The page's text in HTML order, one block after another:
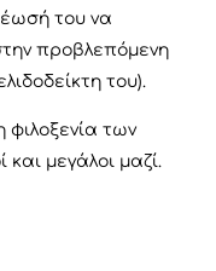
του να
προβλεπόμενη
του).
των
και μεγάλοι μαζί.